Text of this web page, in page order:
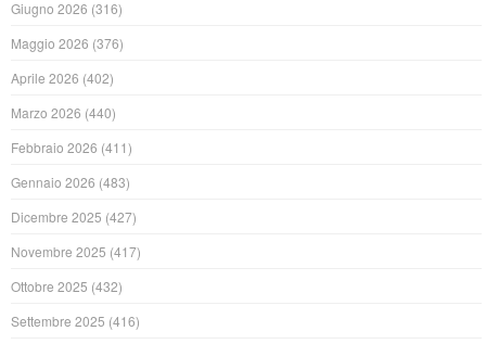
Giugno 2026 (316)
Maggio 2026 (376)
Aprile 2026 (402)
Marzo 2026 (440)
Febbraio 2026 (411)
Gennaio 2026 (483)
Dicembre 2025 (427)
Novembre 2025 (417)
Ottobre 2025 (432)
Settembre 2025 (416)